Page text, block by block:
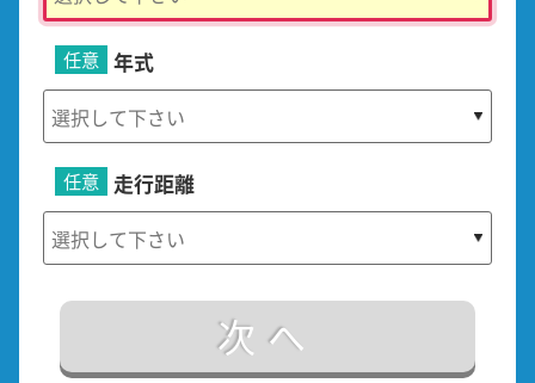
年式
任意
走行距離
任意
次へ